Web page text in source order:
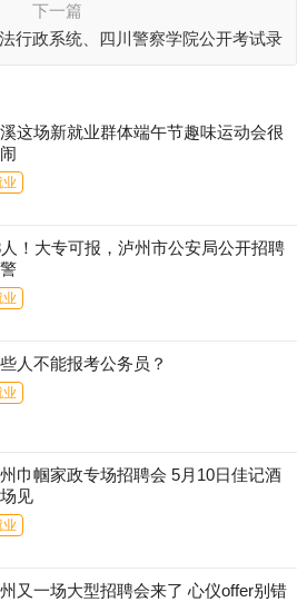
下一篇
行政系统、四川警察学院公开考试录
这场新就业群体端午节趣味运动会很
业
！大专可报，泸州市公安局公开招聘
业
人不能报考公务员？
业
巾帼家政专场招聘会 5月10日佳记酒
见
业
又一场大型招聘会来了 心仪offer别错